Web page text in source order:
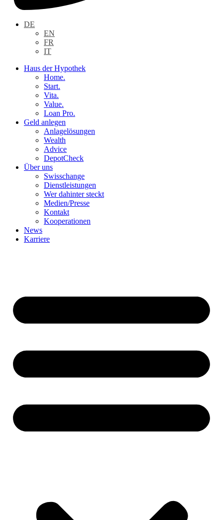
DE
EN
FR
IT
Haus der Hypothek
Home.
Start.
Vita.
Value.
Loan Pro.
Geld anlegen
Anlagelösungen
Wealth
Advice
DepotCheck
Über uns
Swisschange
Dienstleistungen
Wer dahinter steckt
Medien/Presse
Kontakt
Kooperationen
News
Karriere